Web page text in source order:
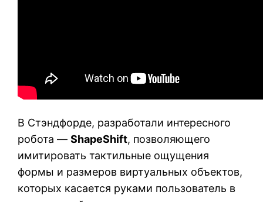
В Стэндфорде, разработали интересного
робота —ShapeShift, позволяющего
имитировать тактильные ощущения
формы и размеров виртуальных объектов,
которых касается руками пользователь в